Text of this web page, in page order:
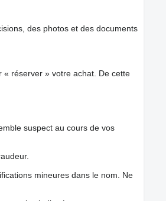
des photos et des documents
réserver » votre achat. De cette
suspect au cours de vos
mineures dans le nom. Ne